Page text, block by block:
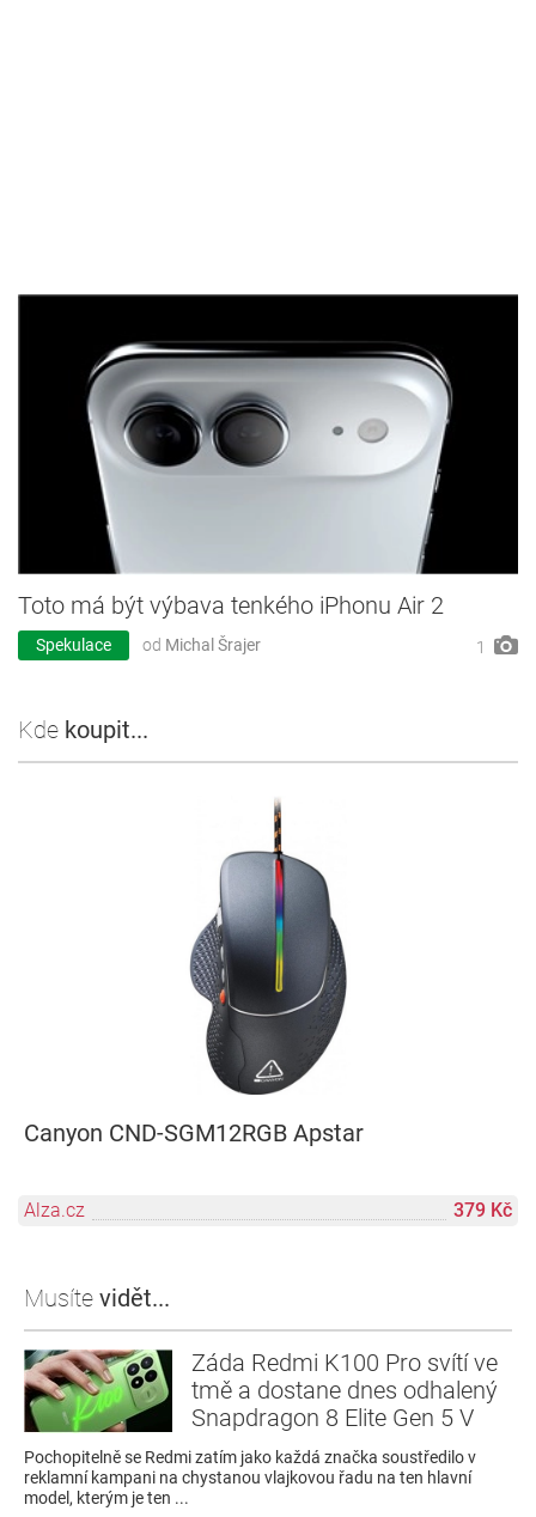
Toto má být výbava tenkého iPhonu Air 2
Spekulace od Michal Šrajer 1
Kde koupit...
Canyon CND-SGM12RGB Apstar
Alza.cz 379 Kč
Musíte vidět...
Záda Redmi K100 Pro svítí ve
tmě a dostane dnes odhalený
Snapdragon 8 Elite Gen 5 V
Pochopitelně se Redmi zatím jako každá značka soustředilo v
reklamní kampani na chystanou vlajkovou řadu na ten hlavní
model, kterým je ten ...